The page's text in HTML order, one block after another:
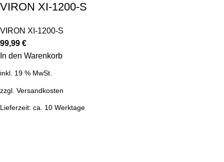
VIRON XI-1200-S
VIRON XI-1200-S
99,99 €
In den Warenkorb
inkl. 19 % MwSt.
zzgl. Versandkosten
Lieferzeit: ca. 10 Werktage